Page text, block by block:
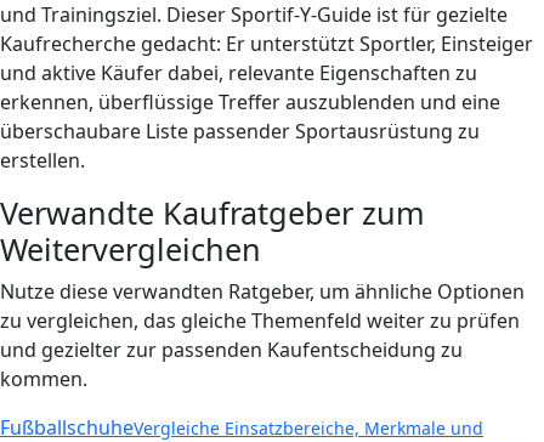
und Trainingsziel. Dieser Sportif-Y-Guide ist für gezielte
Kaufrecherche gedacht: Er unterstützt Sportler, Einsteiger
und aktive Käufer dabei, relevante Eigenschaften zu
erkennen, überflüssige Treffer auszublenden und eine
überschaubare Liste passender Sportausrüstung zu
erstellen.
Verwandte Kaufratgeber zum
Weitervergleichen
Nutze diese verwandten Ratgeber, um ähnliche Optionen
zu vergleichen, das gleiche Themenfeld weiter zu prüfen
und gezielter zur passenden Kaufentscheidung zu
kommen.
FußballschuheVergleiche Einsatzbereiche, Merkmale und